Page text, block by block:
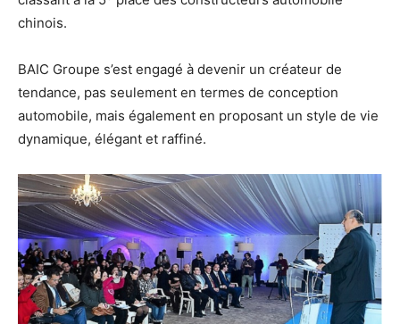
chinois.
BAIC Groupe s’est engagé à devenir un créateur de
tendance, pas seulement en termes de conception
automobile, mais également en proposant un style de vie
dynamique, élégant et raffiné.